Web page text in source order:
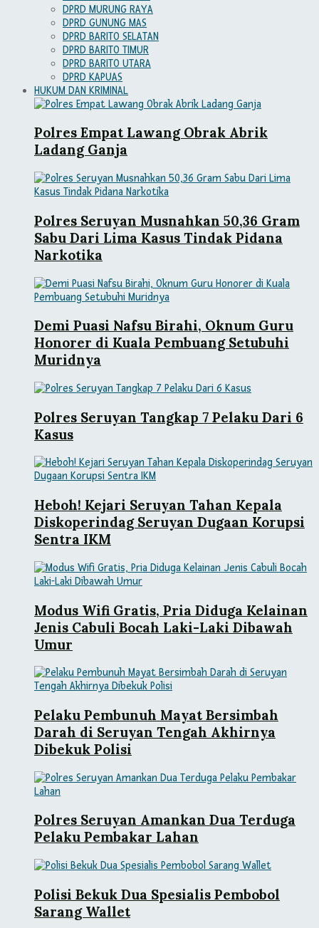
DPRD MURUNG RAYA
DPRD GUNUNG MAS
DPRD BARITO SELATAN
DPRD BARITO TIMUR
DPRD BARITO UTARA
DPRD KAPUAS
HUKUM DAN KRIMINAL
Polres Empat Lawang Obrak Abrik
Ladang Ganja
Polres Seruyan Musnahkan 50,36 Gram
Sabu Dari Lima Kasus Tindak Pidana
Narkotika
Demi Puasi Nafsu Birahi, Oknum Guru
Honorer di Kuala Pembuang Setubuhi
Muridnya
Polres Seruyan Tangkap 7 Pelaku Dari 6
Kasus
Heboh! Kejari Seruyan Tahan Kepala
Diskoperindag Seruyan Dugaan Korupsi
Sentra IKM
Modus Wifi Gratis, Pria Diduga Kelainan
Jenis Cabuli Bocah Laki-Laki Dibawah
Umur
Pelaku Pembunuh Mayat Bersimbah
Darah di Seruyan Tengah Akhirnya
Dibekuk Polisi
Polres Seruyan Amankan Dua Terduga
Pelaku Pembakar Lahan
Polisi Bekuk Dua Spesialis Pembobol
Sarang Wallet